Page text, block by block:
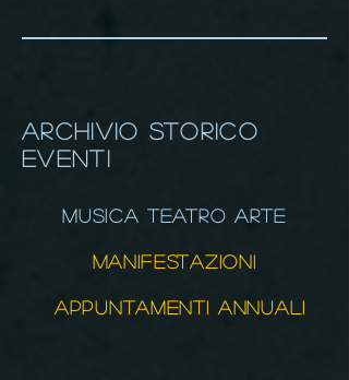
ARCHIVIO STORICO
EVENTI
MUSICA TEATRO ARTE
MANIFESTAZIONI
APPUNTAMENTI ANNUALI